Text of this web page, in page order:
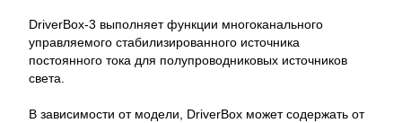
DriverBox-3 выполняет функции многоканального
управляемого стабилизированного источника
постоянного тока для полупроводниковых источников
света.
В зависимости от модели, DriverBox может содержать от